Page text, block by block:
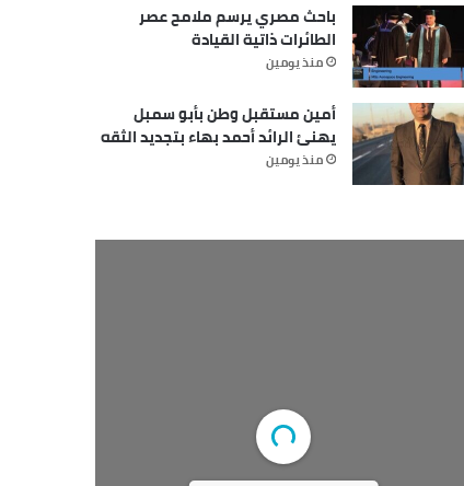
باحث مصري يرسم ملامح عصر
الطائرات ذاتية القيادة
منذ يومين
أمين مستقبل وطن بأبو سمبل
يهنئ الرائد أحمد بهاء بتجديد الثقه
منذ يومين